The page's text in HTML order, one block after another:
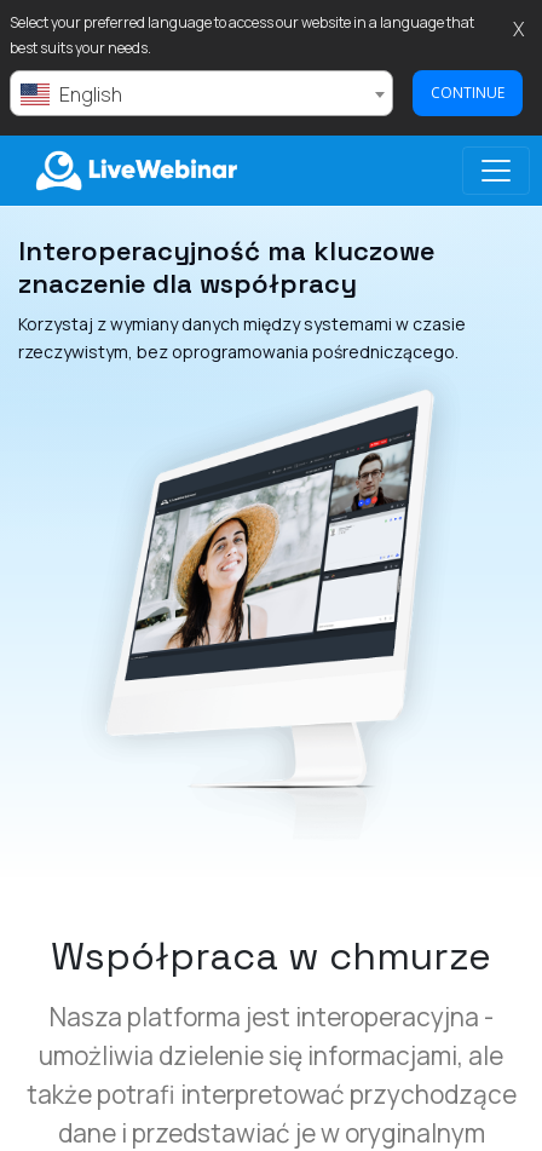
Select your preferred language to access our website in a language that
best suits your needs.
English CONTINUE
X
LIVEWEBINAR.COM
Interoperacyjność ma kluczowe
znaczenie dla współpracy
Korzystaj z wymiany danych między systemami w czasie
rzeczywistym, bez oprogramowania pośredniczącego.
Współpraca w chmurze
Nasza platforma jest interoperacyjna -
umożliwia dzielenie się informacjami, ale
także potrafi interpretować przychodzące
dane i przedstawiać je w oryginalnym